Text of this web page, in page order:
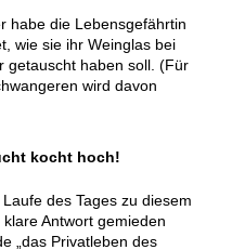
habe die Lebensgefährtin
wie sie ihr Weinglas bei
getauscht haben soll. (Für
wird davon
kocht hoch!
des Tages zu diesem
Antwort gemieden
„das Privatleben des